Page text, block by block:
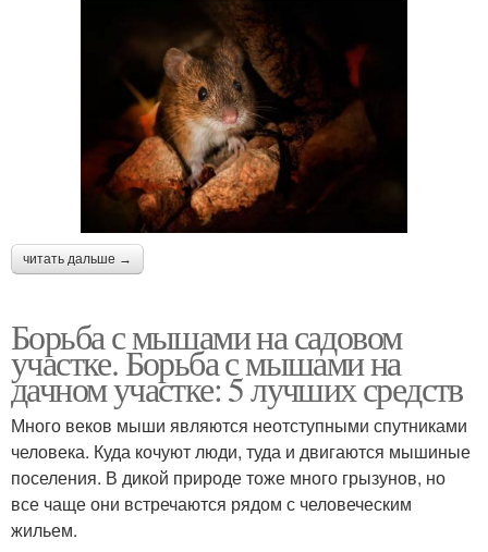
читать дальше →
Борьба с мышами на садовом
участке. Борьба с мышами на
дачном участке: 5 лучших средств
Много веков мыши являются неотступными спутниками
человека. Куда кочуют люди, туда и двигаются мышиные
поселения. В дикой природе тоже много грызунов, но
все чаще они встречаются рядом с человеческим
жильем.